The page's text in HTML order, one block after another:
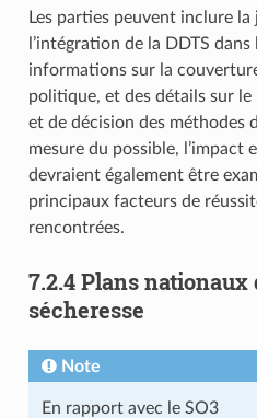
Les parties peuvent inclure
l’intégration de la DDTS
informations sur la
politique, et des détails sur
et de décision des méthodes
mesure du possible, l’impact
devraient également être
principaux facteurs de
rencontrées.
7.2.4 Plans
sécheresse
Note
En rapport avec le SO3